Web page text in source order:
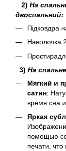
2) На
двоспальний:
Підковдра
Наволочка
3) На
Мягкий и
сатин:
время сна
Яркая
помощью
печати, что